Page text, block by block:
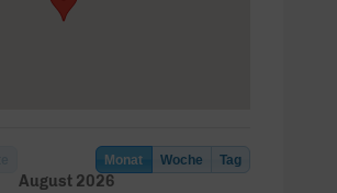
Monat Woche Tag
August 2026